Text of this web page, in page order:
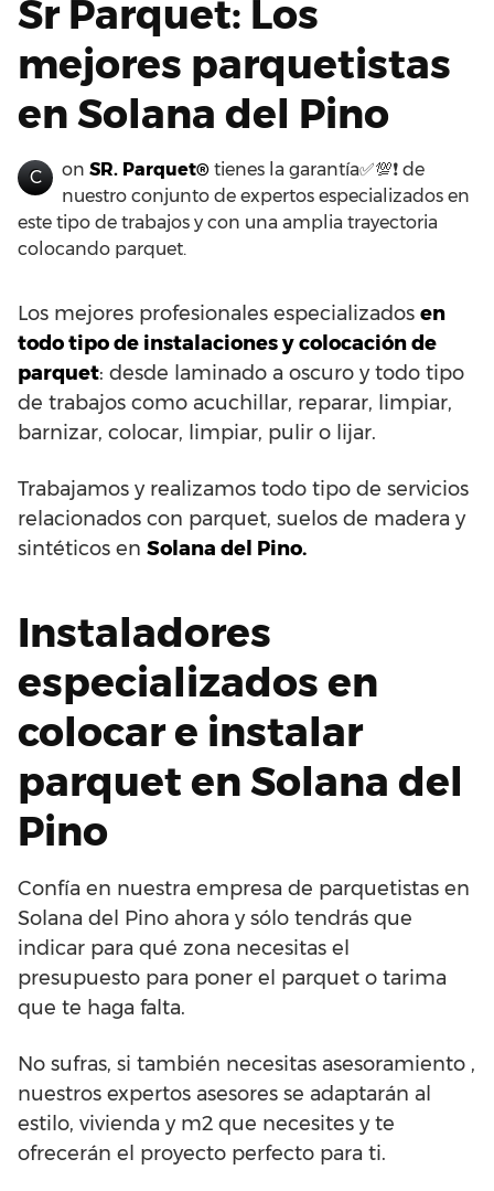
Sr Parquet: Los
mejores parquetistas
en Solana del Pino
C on SR. Parquet® tienes la garantía✅💯❗ de
nuestro conjunto de expertos especializados en
este tipo de trabajos y con una amplia trayectoria
colocando parquet.
Los mejores profesionales especializados en
todo tipo de instalaciones y colocación de
parquet: desde laminado a oscuro y todo tipo
de trabajos como acuchillar, reparar, limpiar,
barnizar, colocar, limpiar, pulir o lijar.
Trabajamos y realizamos todo tipo de servicios
relacionados con parquet, suelos de madera y
sintéticos en Solana del Pino.
Instaladores
especializados en
colocar e instalar
parquet en Solana del
Pino
Confía en nuestra empresa de parquetistas en
Solana del Pino ahora y sólo tendrás que
indicar para qué zona necesitas el
presupuesto para poner el parquet o tarima
que te haga falta.
No sufras, si también necesitas asesoramiento ,
nuestros expertos asesores se adaptarán al
estilo, vivienda y m2 que necesites y te
ofrecerán el proyecto perfecto para ti.